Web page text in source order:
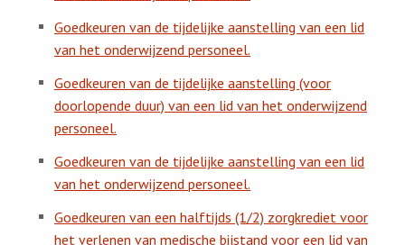
Goedkeuren van de tijdelijke aanstelling van een lid
van het onderwijzend personeel.
Goedkeuren van de tijdelijke aanstelling (voor
doorlopende duur) van een lid van het onderwijzend
personeel.
Goedkeuren van de tijdelijke aanstelling van een lid
van het onderwijzend personeel.
Goedkeuren van een halftijds (1/2) zorgkrediet voor
het verlenen van medische bijstand voor een lid van